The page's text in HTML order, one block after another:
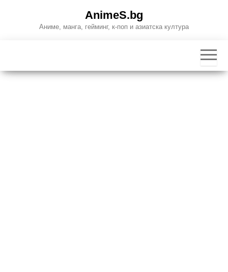
AnimeS.bg
Аниме, манга, гейминг, к-поп и азиатска култура